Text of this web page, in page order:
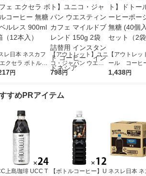
レ日本 ネスカフ
クセラ ボトルコ
ー 無糖 ラベルレ
円
【アウトレット】ユニ
コ・ジャパン ウエス
ティンカフェ マイル
コーヒー インドネシ
798円
【アウトレッ
ール コーヒ
ョン 無糖
1,438円
すめPRアイテム
上島珈琲 UCC T
【ボトルコーヒー】U ネスレ日本